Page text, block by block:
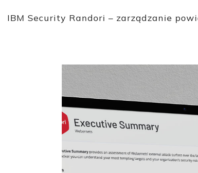
IBM Security Randori – zarządzanie